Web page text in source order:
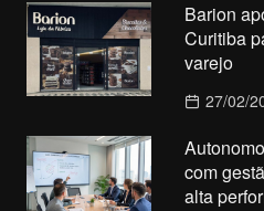
Barion
Curitiba
varejo
27/02/
com
alta